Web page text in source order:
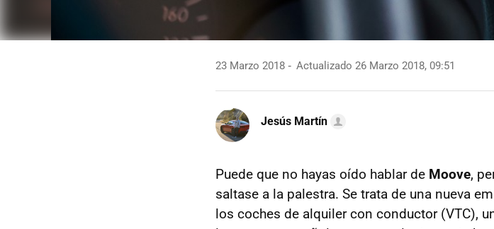
23 Marzo 2018 Actualizado 26 Marzo 2018, 09:51
Jesús Martín
Puede que no hayas oído hablar de Moove,
saltase a la palestra. Se trata de una nueva
los coches de alquiler con conductor (VTC),